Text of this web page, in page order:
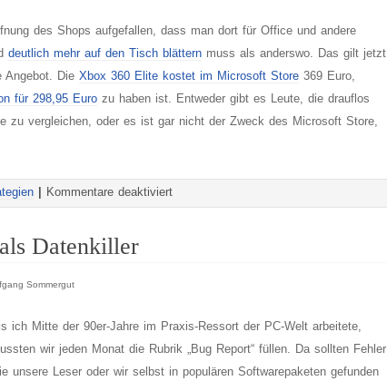
des Shops aufgefallen, dass man dort für Office und andere
deutlich mehr auf den Tisch blättern muss als anderswo. Das gilt jetzt
Angebot. Die Xbox 360 Elite kostet im Microsoft Store 369 Euro,
für 298,95 Euro zu haben ist. Entweder gibt es Leute, die drauflos
zu vergleichen, oder es ist gar nicht der Zweck des Microsoft Store,
Kommentare deaktiviertfür
Datenkiller
Sommergut
ich Mitte der 90er-Jahre im Praxis-Ressort der PC-Welt arbeitete,
wir jeden Monat die Rubrik „Bug Report“ füllen. Da sollten Fehler
unsere Leser oder wir selbst in populären Softwarepaketen gefunden